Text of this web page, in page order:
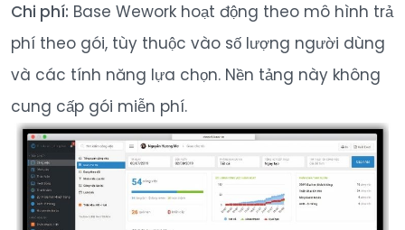
Chi phí: Base Wework hoạt động theo mô hình trả
phí theo gói, tùy thuộc vào số lượng người dùng
và các tính năng lựa chọn. Nền tảng này không
cung cấp gói miễn phí.